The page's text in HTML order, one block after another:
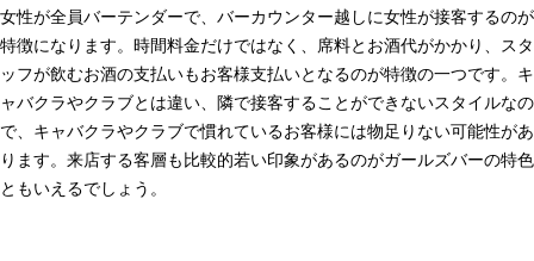
女性が全員バーテンダーで、バーカウンター越しに女性が接客するのが
特徴になります。時間料金だけではなく、席料とお酒代がかかり、スタ
ッフが飲むお酒の支払いもお客様支払いとなるのが特徴の一つです。キ
ャバクラやクラブとは違い、隣で接客することができないスタイルなの
で、キャバクラやクラブで慣れているお客様には物足りない可能性があ
ります。来店する客層も比較的若い印象があるのがガールズバーの特色
ともいえるでしょう。